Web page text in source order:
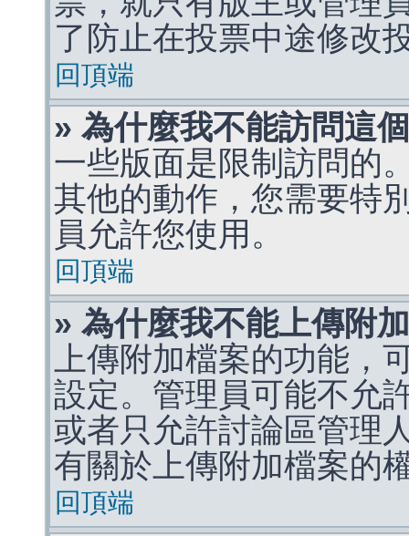
了防止在投票中途修改
回頂端
» 為什麼我不能訪問這
一些版面是限制訪問的
其他的動作，您需要特
員允許您使用。
回頂端
» 為什麼我不能上傳附
上傳附加檔案的功能，
設定。管理員可能不允
或者只允許討論區管理
有關於上傳附加檔案的
回頂端